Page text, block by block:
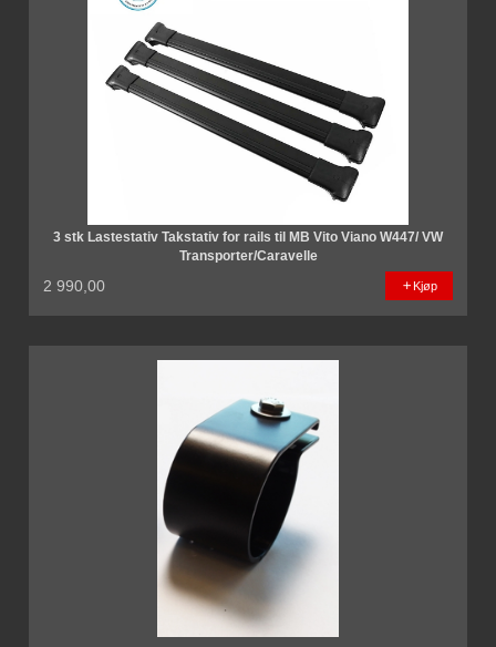
3 stk Lastestativ Takstativ for rails til MB Vito Viano W447/ VW
Transporter/Caravelle
2 990,00 Kjøp